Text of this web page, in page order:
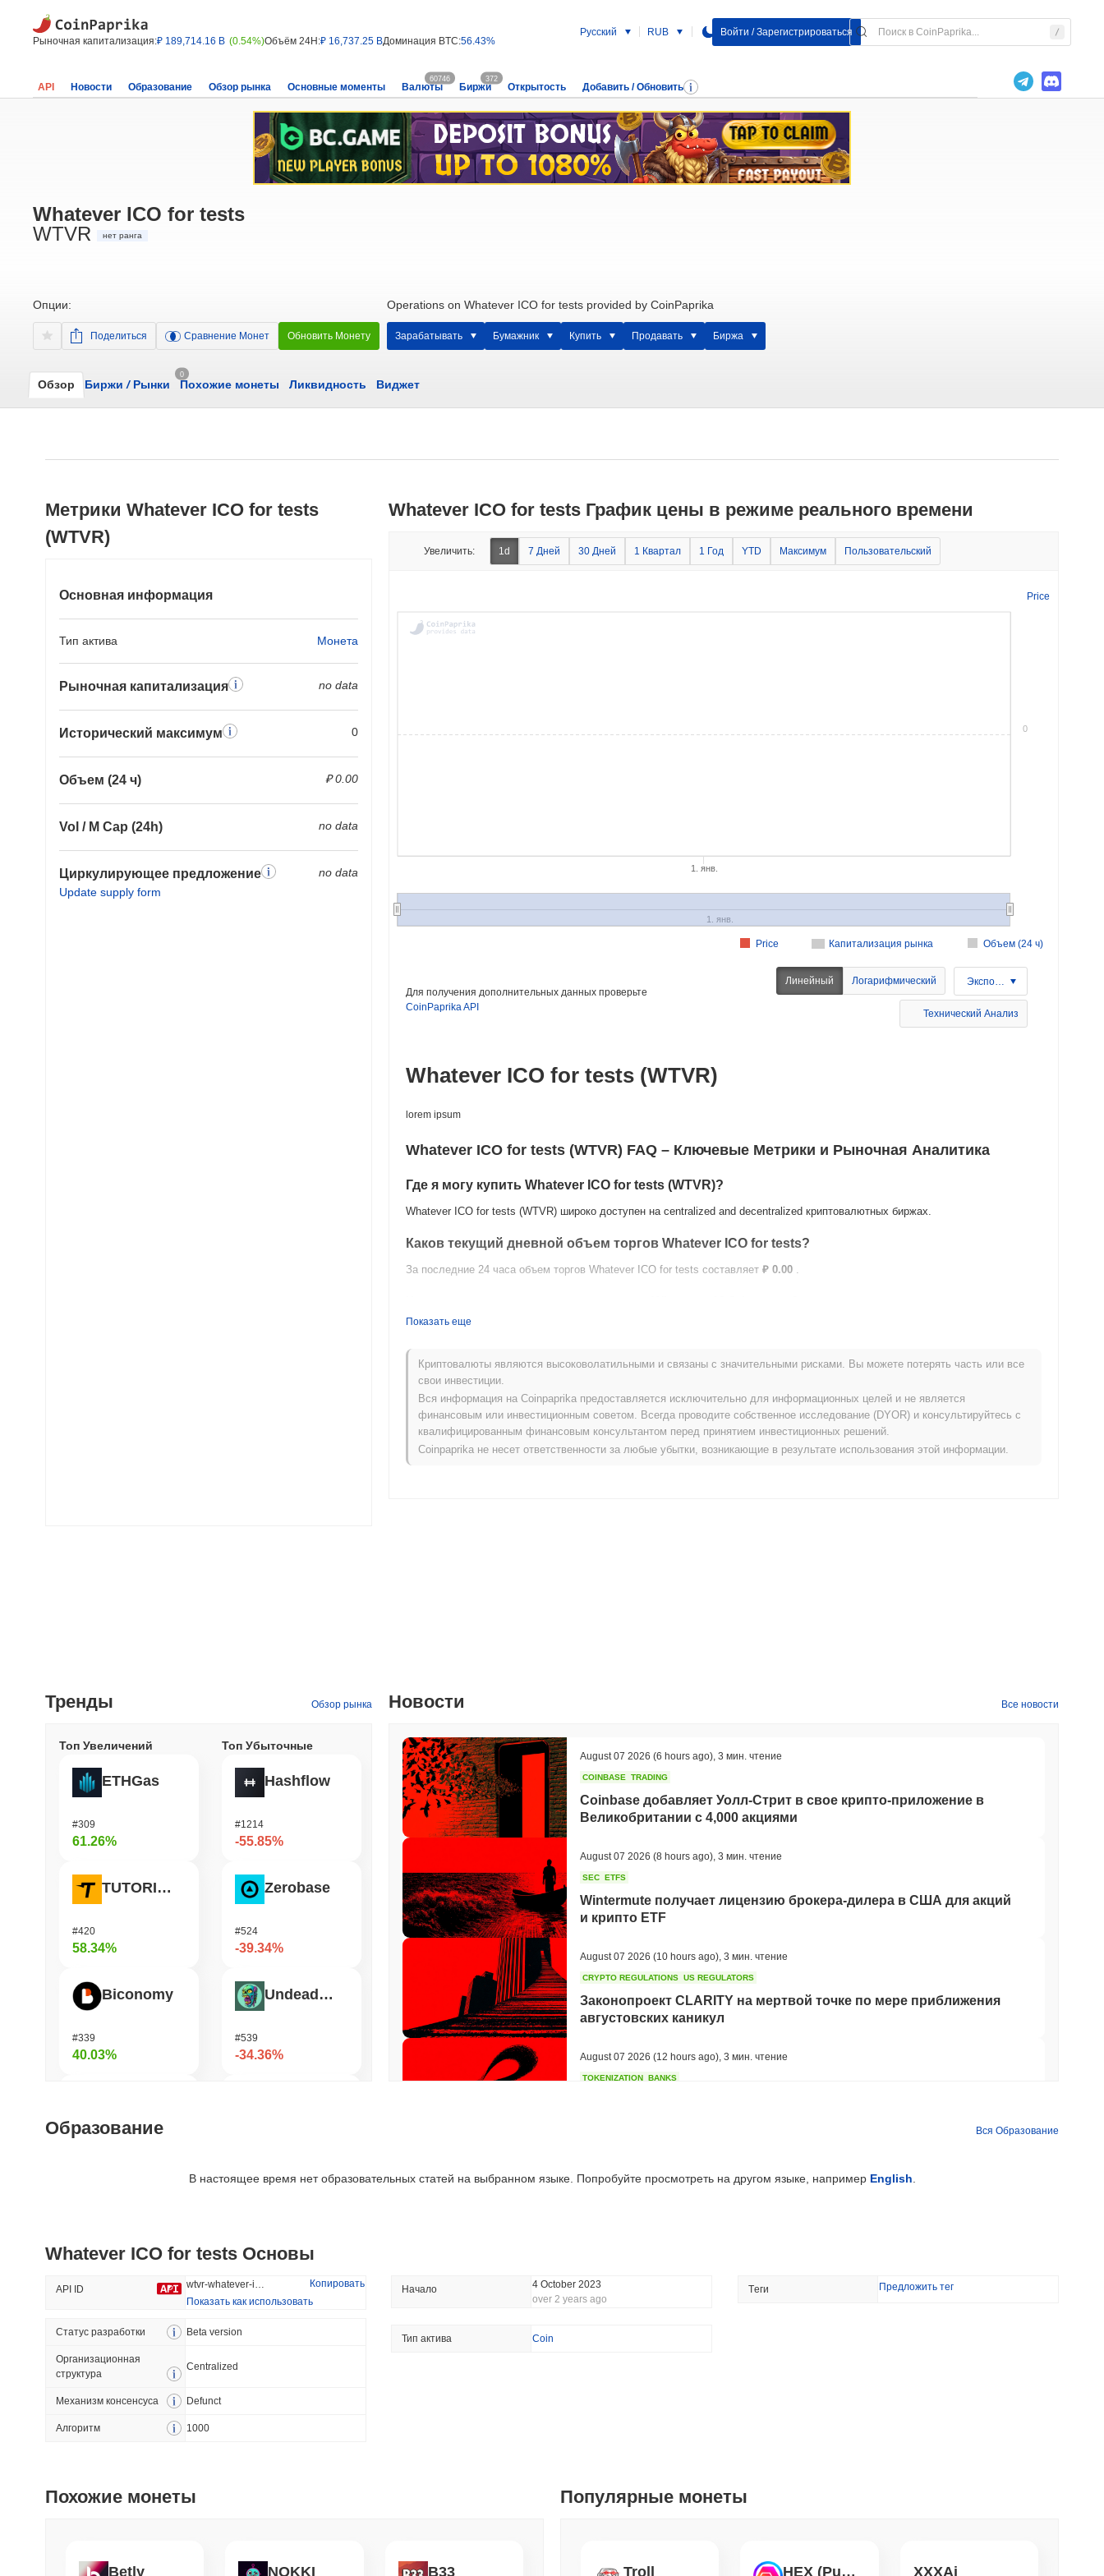
Рыночная капитализация:₽ 189,714.16 B (0.54%)Объём 24H:₽ 16,737.25 BДоминация BTC:56.43%
Русский RUB Войти / Зарегистрироваться
API Новости Образование Обзор рынка Основные моменты Валюты
60746
Биржи
372
Открытость Добавить / Обновить
Whatever ICO for tests
WTVR
нет ранга
Опции:
Поделиться Сравнение Монет Обновить Монету
Operations on Whatever ICO for tests provided by CoinPaprika
Зарабатывать Бумажник Купить Продавать Биржа
Обзор Биржи /Рынки
0
Похожие монеты Ликвидность Виджет
Метрики Whatever ICO for tests
(WTVR)
Основная информация
Тип актива Mонета
Рыночная капитализация no data
Исторический максимум 0
Объем (24 ч) ₽ 0.00
Vol / M Cap (24h) no data
Циркулирующее предложение
Update supply form
no data
Whatever ICO for tests График цены в режиме реального времени
Увеличить: 1d 7 Дней 30 Дней 1 Квартал 1 Год YTD Максимум Пользовательский
Price
Капитализация рынка Объем (24 ч)
Price
1. янв.
1. янв.
0
Для получения дополнительных данных проверьте
CoinPaprika API
Линейный Логарифмический Экспорт
Технический Анализ
Whatever ICO for tests (WTVR)
lorem ipsum
Whatever ICO for tests (WTVR) FAQ – Ключевые Метрики и Рыночная Аналитика
Где я могу купить Whatever ICO for tests (WTVR)?
Whatever ICO for tests (WTVR) широко доступен на centralized and decentralized криптовалютных биржах.
Каков текущий дневной объем торгов Whatever ICO for tests?
За последние 24 часа объем торгов Whatever ICO for tests составляет ₽ 0.00 .
Исторический максимум (ATH):
Whatever ICO for tests в настоящее время торгуется на
Как Whatever ICO for tests работает по сравнению с более широким криптовалютным рынком?
За последние 7 дней Whatever ICO for tests вырос на0.00% , отставая от общего криптовалютного рынка который показал
рост на0.54% . Это указывает на временное отставание в ценовом движении WTVR относительно более широкого рыночного
импульса.
Показать еще
Криптовалюты являются высоковолатильными и связаны с значительными рисками. Вы можете потерять часть или все
свои инвестиции.
Вся информация на Coinpaprika предоставляется исключительно для информационных целей и не является
финансовым или инвестиционным советом. Всегда проводите собственное исследование (DYOR) и консультируйтесь с
квалифицированным финансовым консультантом перед принятием инвестиционных решений.
Coinpaprika не несет ответственности за любые убытки, возникающие в результате использования этой информации.
Тренды Обзор рынка
Топ Увеличений
ETHGas
#309
61.26%
TUTORIAL
#420
58.34%
Biconomy
#339
40.03%
#626
Топ Убыточные
Hashflow
#1214
-55.85%
Zerobase
#524
-39.34%
Undeads Games
#539
-34.36%
#1346
Трендовый
HEX (Pulsechain)
9.83%
Добавлено Недавно
Новости Все новости
August 07 2026 (6 hours ago) 3 мин. чтение
COINBASE TRADING
Coinbase добавляет Уолл-Стрит в свое крипто-приложение в
Великобритании с 4,000 акциями
August 07 2026 (8 hours ago) 3 мин. чтение
SEC ETFS
Wintermute получает лицензию брокера-дилера в США для акций
и крипто ETF
August 07 2026 (10 hours ago) 3 мин. чтение
CRYPTO REGULATIONS US REGULATORS
Законопроект CLARITY на мертвой точке по мере приближения
августовских каникул
August 07 2026 (12 hours ago) 3 мин. чтение
TOKENIZATION BANKS
STABLECOIN JAPAN
'Крайне плохо': команда Bitcoin Red выявила 85 критических
Россия легализует торговлю криптовалютой, но ограничивает
Образование Вся Образование
В настоящее время нет образовательных статей на выбранном языке. Попробуйте просмотреть на другом языке, например English
Whatever ICO for tests Основы
API ID
Копировать
Показать как использовать
Статус разработки Beta version
Организационная
структура
Centralized
Механизм консенсуса Defunct
Aлгоритм 1000
Началo
4 October 2023
over 2 years ago
Тип актива Coin
Tеги Предложить тег
Похожие монеты
Betly NOKKI B33
Популярные монеты
Troll HEX (Pulsechain) XXXAi